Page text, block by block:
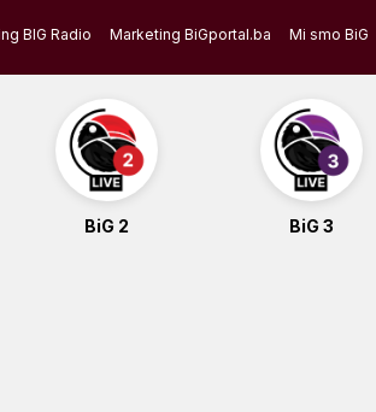
BIG Radio Marketing BiGportal.ba Mi smo BiG
BiG 2 BiG 3